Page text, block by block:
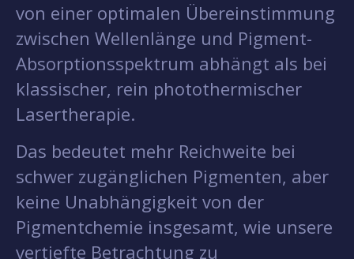
von einer optimalen Übereinstimmung
zwischen Wellenlänge und Pigment-
Absorptionsspektrum abhängt als bei
klassischer, rein photothermischer
Lasertherapie.
Das bedeutet mehr Reichweite bei
schwer zugänglichen Pigmenten, aber
keine Unabhängigkeit von der
Pigmentchemie insgesamt, wie unsere
vertiefte Betrachtung zu